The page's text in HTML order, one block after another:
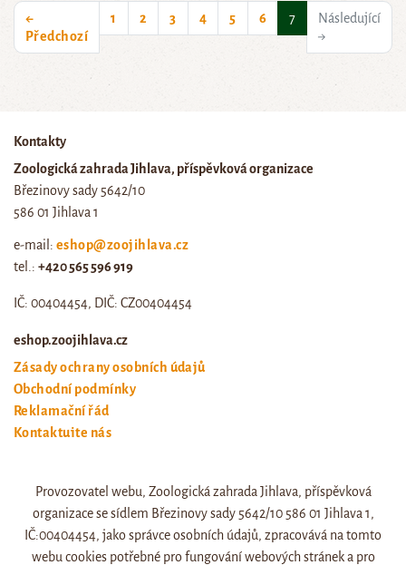
←
Předchozí
1 2 3 4 5 6 7(current)Následující
→
Kontakty
Zoologická zahrada Jihlava, příspěvková organizace
Březinovy sady 5642/10
586 01 Jihlava 1
e-mail: eshop@zoojihlava.cz
tel.: +420 565 596 919
IČ: 00404454, DIČ: CZ00404454
eshop.zoojihlava.cz
Zásady ochrany osobních údajů
Obchodní podmínky
Reklamační řád
Kontaktujte nás
Web zoo jihlava
Otevírací doba a ceník
Provozovatel webu, Zoologická zahrada Jihlava, příspěvková
organizace se sídlem Březinovy sady 5642/10 586 01 Jihlava 1,
IČ:00404454, jako správce osobních údajů, zpracovává na tomto
webu cookies potřebné pro fungování webových stránek a pro